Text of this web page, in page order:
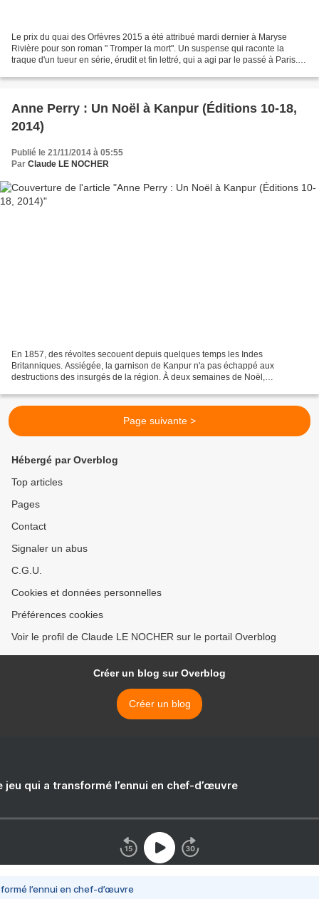
Le prix du quai des Orfèvres 2015 a été attribué mardi dernier à Maryse
Rivière pour son roman " Tromper la mort". Un suspense qui raconte la
traque d'un tueur en série, érudit et fin lettré, qui a agi par le passé à Paris. Il
Anne Perry : Un Noël à Kanpur (Éditions 10-18,
2014)
Publié le 21/11/2014 à 05:55
Par Claude LE NOCHER
En 1857, des révoltes secouent depuis quelques temps les Indes
Britanniques. Assiégée, la garnison de Kanpur n'a pas échappé aux
destructions des insurgés de la région. À deux semaines de Noël,
Page suivante >
Hébergé par Overblog
Top articles
Pages
Contact
Signaler un abus
C.G.U.
Cookies et données personnelles
Préférences cookies
Voir le profil de Claude LE NOCHER sur le portail Overblog
Créer un blog sur Overblog
Créer un blog
jeu qui a transformé l’ennui en chef-d’œuvre
l’ennui en chef-d’œuvre